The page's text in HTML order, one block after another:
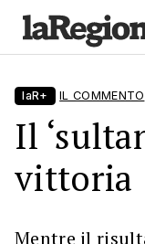
laR+ IL COMMENTO
Il
vittoria
Mentre il